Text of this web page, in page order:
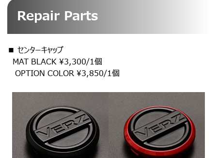
Repair Parts
■ センターキャップ
MAT BLACK ¥3,300/1個
OPTION COLOR ¥3,850/1個